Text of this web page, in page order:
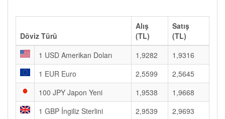
Döviz Türü
Alış
(TL)
Satış
(TL)
1 USD Amerikan Doları
1,9282
1,9316
1 EUR Euro
2,5599
2,5645
100 JPY Japon Yeni
1,9538
1,9668
1 GBP İngiliz Sterlini
2,9539
2,9693